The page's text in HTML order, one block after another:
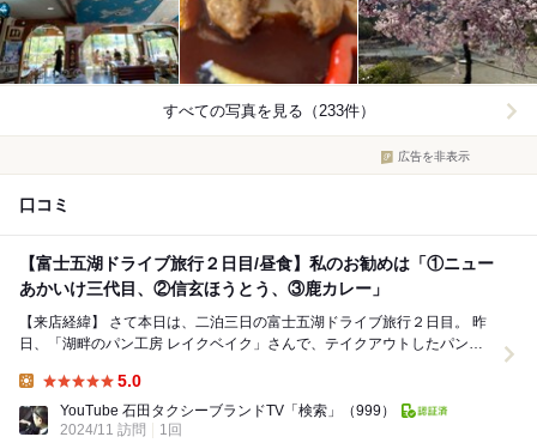
すべての写真を見る（233件）
広告を非表示
口コミ
【富士五湖ドライブ旅行２日目/昼食】私のお勧めは「①ニュー
あかいけ三代目、②信玄ほうとう、③鹿カレー」
【来店経緯】 さて本日は、二泊三日の富士五湖ドライブ旅行２日目。 昨
日、「湖畔のパン工房 レイクベイク」さんで、テイクアウトしたパンを
5.0
YouTube 石田タクシーブランドTV「検索」
（999）
2024/11 訪問
1回